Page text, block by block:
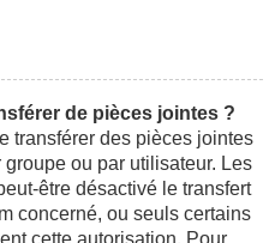
de pièces jointes ?
transférer des pièces jointes
ou par utilisateur. Les
être désactivé le transfert
concerné, ou seuls certains
cette autorisation. Pour